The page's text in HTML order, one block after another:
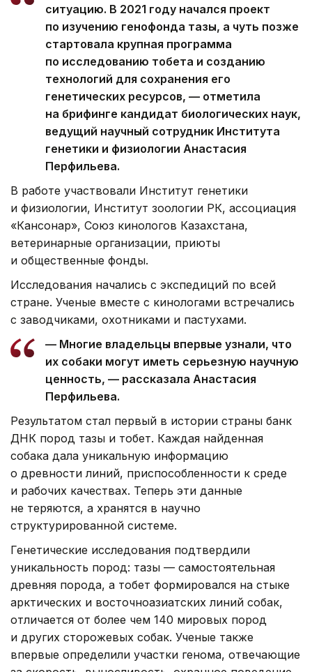
ситуацию. В 2021 году начался проект
по изучению генофонда тазы, а чуть позже
стартовала крупная программа
по исследованию тобета и созданию
технологий для сохранения его
генетических ресурсов, — отметила
на брифинге кандидат биологических наук,
ведущий научный сотрудник Института
генетики и физиологии Анастасия
Перфильева.
В работе участвовали Институт генетики
и физиологии, Институт зоологии РК, ассоциация
«Кансонар», Союз кинологов Казахстана,
ветеринарные организации, приюты
и общественные фонды.
Исследования начались с экспедиций по всей
стране. Ученые вместе с кинологами встречались
с заводчиками, охотниками и пастухами.
— Многие владельцы впервые узнали, что
их собаки могут иметь серьезную научную
ценность, — рассказала Анастасия
Перфильева.
Результатом стал первый в истории страны банк
ДНК пород тазы и тобет. Каждая найденная
собака дала уникальную информацию
о древности линий, приспособленности к среде
и рабочих качествах. Теперь эти данные
не теряются, а хранятся в научно
структурированной системе.
Генетические исследования подтвердили
уникальность пород: тазы — самостоятельная
древняя порода, а тобет формировался на стыке
арктических и восточноазиатских линий собак,
отличается от более чем 140 мировых пород
и других сторожевых собак. Ученые также
впервые определили участки генома, отвечающие